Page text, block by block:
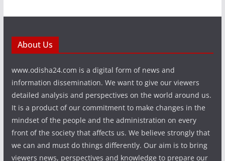
About Us
www.odisha24.com is a digital form of news and
information dissemination. We want to give our viewers
detailed analysis and perspectives on the world around us.
It is a product of our commitment to make changes in the
mindset of the people and the administration on every
front of the society that affects us. We believe strongly that
we can and must do things differently. Our aim is to bring
viewers news, perspectives and knowledge to prepare our